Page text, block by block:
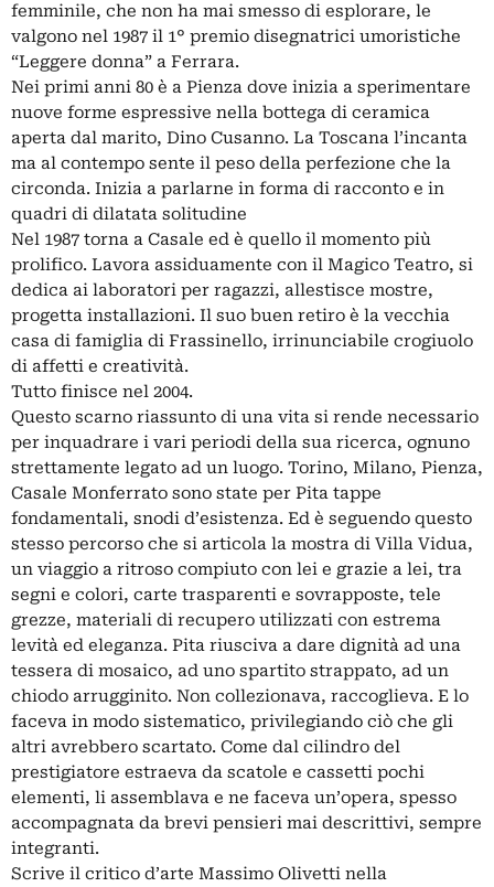
femminile, che non ha mai smesso di esplorare, le
valgono nel 1987 il 1° premio disegnatrici umoristiche
“Leggere donna” a Ferrara.
Nei primi anni 80 è a Pienza dove inizia a sperimentare
nuove forme espressive nella bottega di ceramica
aperta dal marito, Dino Cusanno. La Toscana l’incanta
ma al contempo sente il peso della perfezione che la
circonda. Inizia a parlarne in forma di racconto e in
quadri di dilatata solitudine
Nel 1987 torna a Casale ed è quello il momento più
prolifico. Lavora assiduamente con il Magico Teatro, si
dedica ai laboratori per ragazzi, allestisce mostre,
progetta installazioni. Il suo buen retiro è la vecchia
casa di famiglia di Frassinello, irrinunciabile crogiuolo
di affetti e creatività.
Tutto finisce nel 2004.
Questo scarno riassunto di una vita si rende necessario
per inquadrare i vari periodi della sua ricerca, ognuno
strettamente legato ad un luogo. Torino, Milano, Pienza,
Casale Monferrato sono state per Pita tappe
fondamentali, snodi d’esistenza. Ed è seguendo questo
stesso percorso che si articola la mostra di Villa Vidua,
un viaggio a ritroso compiuto con lei e grazie a lei, tra
segni e colori, carte trasparenti e sovrapposte, tele
grezze, materiali di recupero utilizzati con estrema
levità ed eleganza. Pita riusciva a dare dignità ad una
tessera di mosaico, ad uno spartito strappato, ad un
chiodo arrugginito. Non collezionava, raccoglieva. E lo
faceva in modo sistematico, privilegiando ciò che gli
altri avrebbero scartato. Come dal cilindro del
prestigiatore estraeva da scatole e cassetti pochi
elementi, li assemblava e ne faceva un’opera, spesso
accompagnata da brevi pensieri mai descrittivi, sempre
integranti.
Scrive il critico d’arte Massimo Olivetti nella